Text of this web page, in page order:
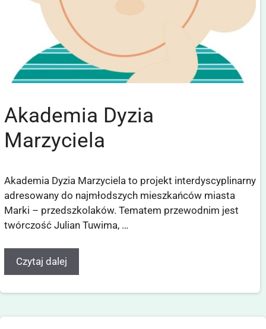
Akademia Dyzia
Marzyciela
Akademia Dyzia Marzyciela to projekt interdyscyplinarny
adresowany do najmłodszych mieszkańców miasta
Marki – przedszkolaków. Tematem przewodnim jest
twórczość Julian Tuwima, …
Czytaj dalej